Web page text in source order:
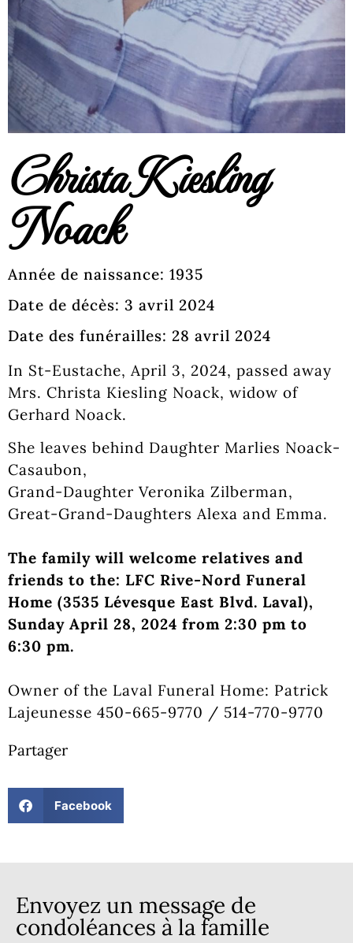
Christa Kiesling
Noack
Année de naissance: 1935
Date de décès: 3 avril 2024
Date des funérailles: 28 avril 2024
In St-Eustache, April 3, 2024, passed away
Mrs. Christa Kiesling Noack, widow of
Gerhard Noack.
She leaves behind Daughter Marlies Noack-
Casaubon,
Grand-Daughter Veronika Zilberman,
Great-Grand-Daughters Alexa and Emma.
The family will welcome relatives and
friends to the: LFC Rive-Nord Funeral
Home (3535 Lévesque East Blvd. Laval),
Sunday April 28, 2024 from 2:30 pm to
6:30 pm.
Owner of the Laval Funeral Home: Patrick
Lajeunesse 450-665-9770 / 514-770-9770
Partager
Facebook
Envoyez un message de
condoléances à la famille